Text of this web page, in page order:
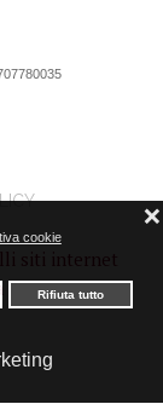
cookie
Rifiuta tutto
❌